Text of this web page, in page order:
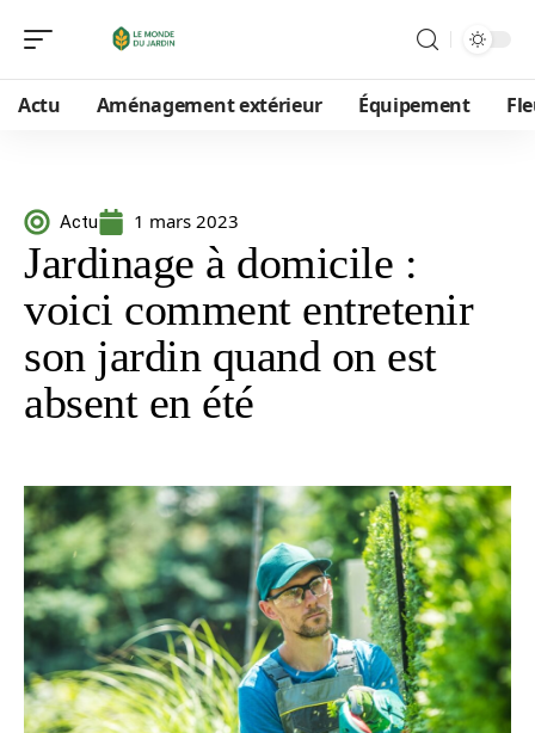
Actu Aménagement extérieur Équipement
Actu 1 mars 2023
Jardinage à domicile :
voici comment entretenir
son jardin quand on est
absent en été